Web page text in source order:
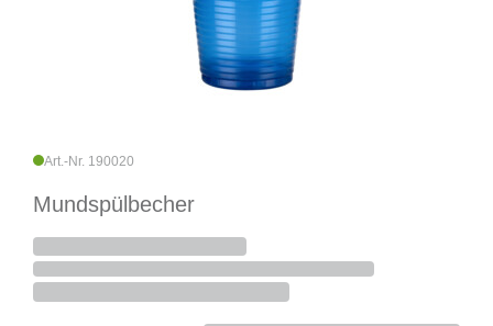
Art.-Nr. 190020
Mundspülbecher